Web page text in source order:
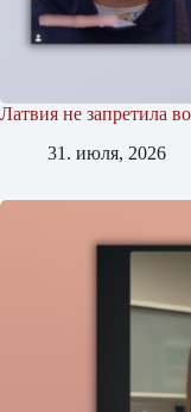
Латвия не запретила
31. июля, 2026